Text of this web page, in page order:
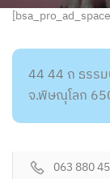
44 44 ถ ธรร
จ.พิษณุโลก
063 880